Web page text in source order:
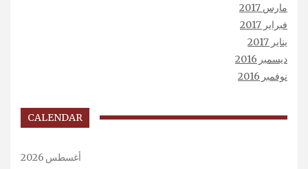
مارس 2017
فبراير 2017
يناير 2017
ديسمبر 2016
نوفمبر 2016
CALENDAR
أغسطس 2026